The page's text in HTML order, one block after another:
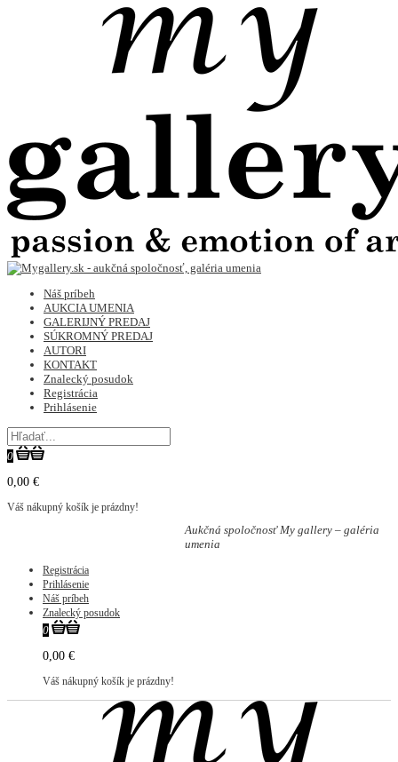
Náš príbeh
AUKCIA UMENIA
GALERIJNÝ PREDAJ
SÚKROMNÝ PREDAJ
AUTORI
KONTAKT
Znalecký posudok
Registrácia
Prihlásenie
0
0,00 €
Váš nákupný košík je prázdny!
Aukčná spoločnosť My gallery – galéria
umenia
Registrácia
Prihlásenie
Náš príbeh
Znalecký posudok
0
0,00 €
Váš nákupný košík je prázdny!